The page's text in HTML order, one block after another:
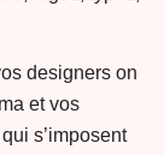
designers on
et vos
qui s’imposent